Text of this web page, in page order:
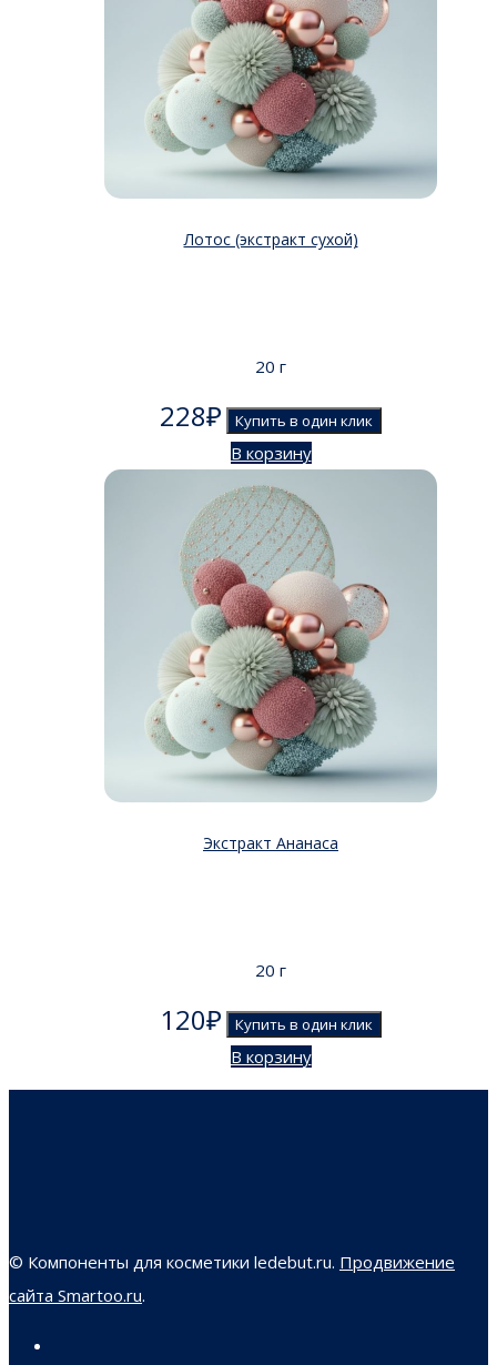
Лотос (экстракт сухой)
20 г
228₽ Купить в один клик
В корзину
Экстракт Ананаса
20 г
120₽ Купить в один клик
В корзину
© Компоненты для косметики ledebut.ru. Продвижение
сайта Smartoo.ru.